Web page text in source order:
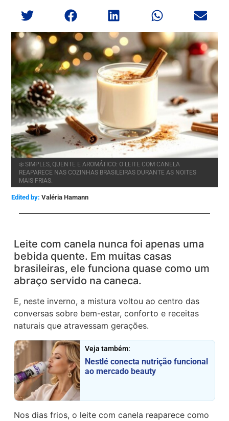
❄️ SIMPLES, QUENTE E AROMÁTICO: O LEITE COM CANELA
REAPARECE NAS COZINHAS BRASILEIRAS DURANTE AS NOITES
MAIS FRIAS.
Edited by: Valéria Hamann
Leite com canela nunca foi apenas uma
bebida quente. Em muitas casas
brasileiras, ele funciona quase como um
abraço servido na caneca.
E, neste inverno, a mistura voltou ao centro das
conversas sobre bem-estar, conforto e receitas
naturais que atravessam gerações.
Veja também:
Nestlé conecta nutrição funcional
ao mercado beauty
Nos dias frios, o leite com canela reaparece como